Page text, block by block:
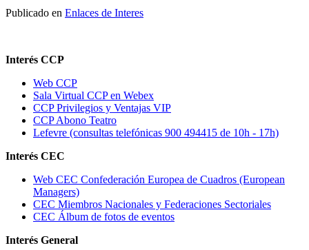
Publicado en Enlaces de Interes
Interés CCP
Web CCP
Sala Virtual CCP en Webex
CCP Privilegios y Ventajas VIP
CCP Abono Teatro
Lefevre (consultas telefónicas 900 494415 de 10h - 17h)
Interés CEC
Web CEC Confederación Europea de Cuadros (European
Managers)
CEC Miembros Nacionales y Federaciones Sectoriales
CEC Álbum de fotos de eventos
Interés General